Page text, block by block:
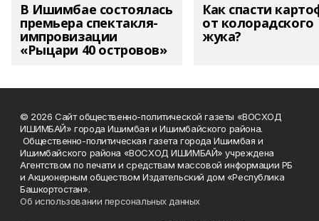
В Ишимбае состоялась
премьера спектакля-
импровизации
«Рыцари 40 островов»
Как спасти
от колорадского
жука?
© 2026 Сайт общественно-политической газеты «ВОСХОД
ИШИМБАЙ» города Ишимбая и Ишимбайского района.
Общественно-политическая газета города Ишимбая и
Ишимбайского района «ВОСХОД ИШИМБАЙ» учреждена
Агентством по печати и средствам массовой информации РБ
и Акционерным обществом Издательский дом «Республика
Башкортостан».
Об использовании персональных данных